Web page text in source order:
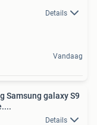
Details
Vandaag
Samsung galaxy S9
Details